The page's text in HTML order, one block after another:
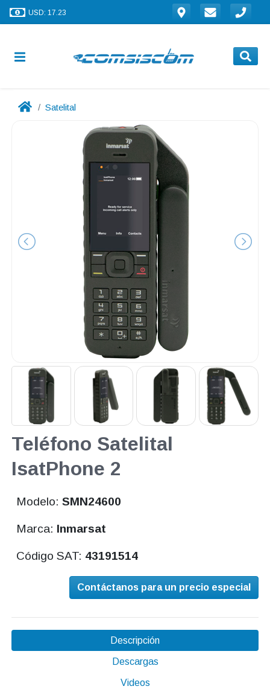
USD: 17.23
Satelital
Teléfono Satelital
IsatPhone 2
Modelo:SMN24600
Marca: Inmarsat
Código SAT: 43191514
Contáctanos para un precio especial
Descripción
Descargas
Videos